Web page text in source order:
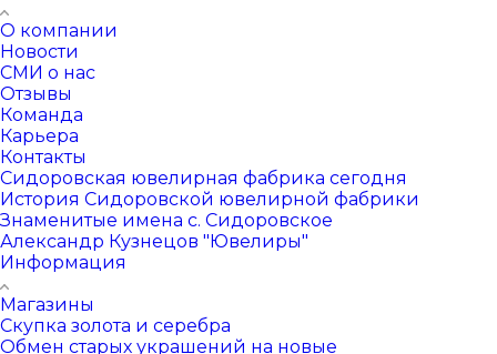
О компании
Новости
СМИ о нас
Отзывы
Команда
Карьера
Контакты
Сидоровская ювелирная фабрика сегодня
История Сидоровской ювелирной фабрики
Знаменитые имена с. Сидоровское
Александр Кузнецов "Ювелиры"
Информация
Магазины
Скупка золота и серебра
Обмен старых украшений на новые